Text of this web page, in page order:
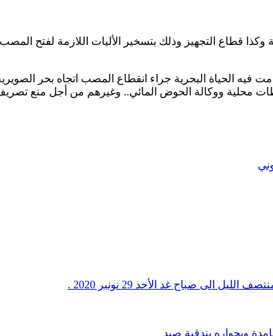
قطاع التجهيز وذلك بتسخير الأليات اللازمة لفتح
الحياة البحرية جراء انقطاع المصب اتجاه بحر
محلية ووكالة الحوض المائي.. وغيرهم من أجل منع
صباح غد الأحد 29 نونبر 2020 .
وبجواره بندقية صيد